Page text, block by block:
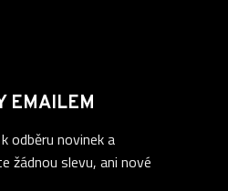
EMAILEM
odběru novinek a
žádnou slevu, ani nové